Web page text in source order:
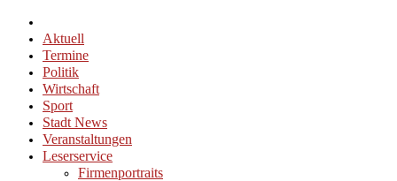
Aktuell
Termine
Politik
Wirtschaft
Sport
Stadt News
Veranstaltungen
Leserservice
Firmenportraits